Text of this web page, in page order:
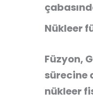
Nükleer
Füzyon,
sürecine
nükleer